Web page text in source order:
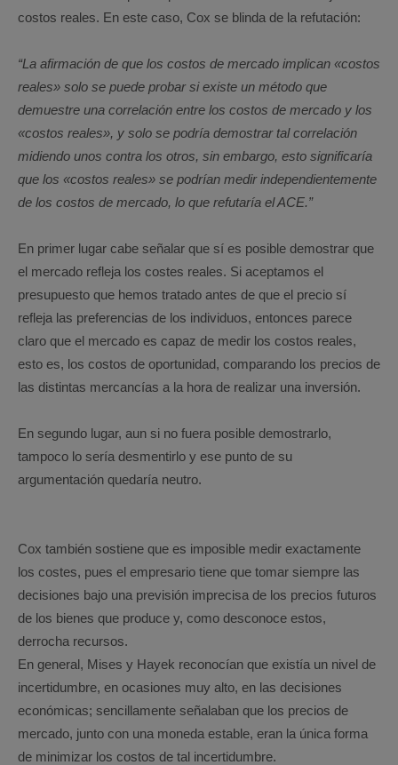
costos reales. En este caso, Cox se blinda de la refutación:
“La afirmación de que los costos de mercado implican «costos
reales» solo se puede probar si existe un método que
demuestre una correlación entre los costos de mercado y los
«costos reales», y solo se podría demostrar tal correlación
midiendo unos contra los otros, sin embargo, esto significaría
que los «costos reales» se podrían medir independientemente
de los costos de mercado, lo que refutaría el ACE.”
En primer lugar cabe señalar que sí es posible demostrar que
el mercado refleja los costes reales. Si aceptamos el
presupuesto que hemos tratado antes de que el precio sí
refleja las preferencias de los individuos, entonces parece
claro que el mercado es capaz de medir los costos reales,
esto es, los costos de oportunidad, comparando los precios de
las distintas mercancías a la hora de realizar una inversión.
En segundo lugar, aun si no fuera posible demostrarlo,
tampoco lo sería desmentirlo y ese punto de su
argumentación quedaría neutro.
Cox también sostiene que es imposible medir exactamente
los costes, pues el empresario tiene que tomar siempre las
decisiones bajo una previsión imprecisa de los precios futuros
de los bienes que produce y, como desconoce estos,
derrocha recursos.
En general, Mises y Hayek reconocían que existía un nivel de
incertidumbre, en ocasiones muy alto, en las decisiones
económicas; sencillamente señalaban que los precios de
mercado, junto con una moneda estable, eran la única forma
de minimizar los costos de tal incertidumbre.